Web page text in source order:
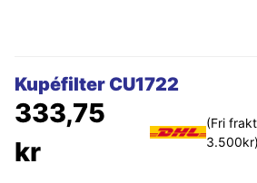
Kupéfilter CU1722
333,75
kr